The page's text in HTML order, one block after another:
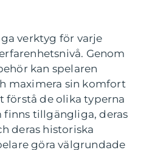
verktyg för varje
Genom
kan spelaren
maximera sin komfort
förstå de olika typerna
tillgängliga, deras
deras historiska
göra välgrundade